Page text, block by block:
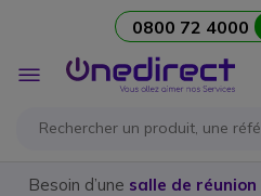
0800 72 4000
Affichage
navigation
Besoin d’une salle de réunion